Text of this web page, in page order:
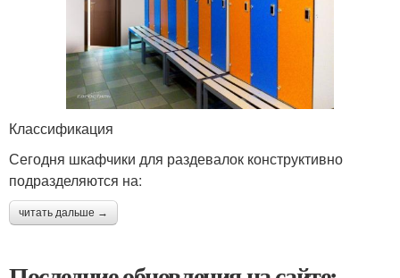
Классификация
Сегодня шкафчики для раздевалок конструктивно
подразделяются на:
читать дальше →